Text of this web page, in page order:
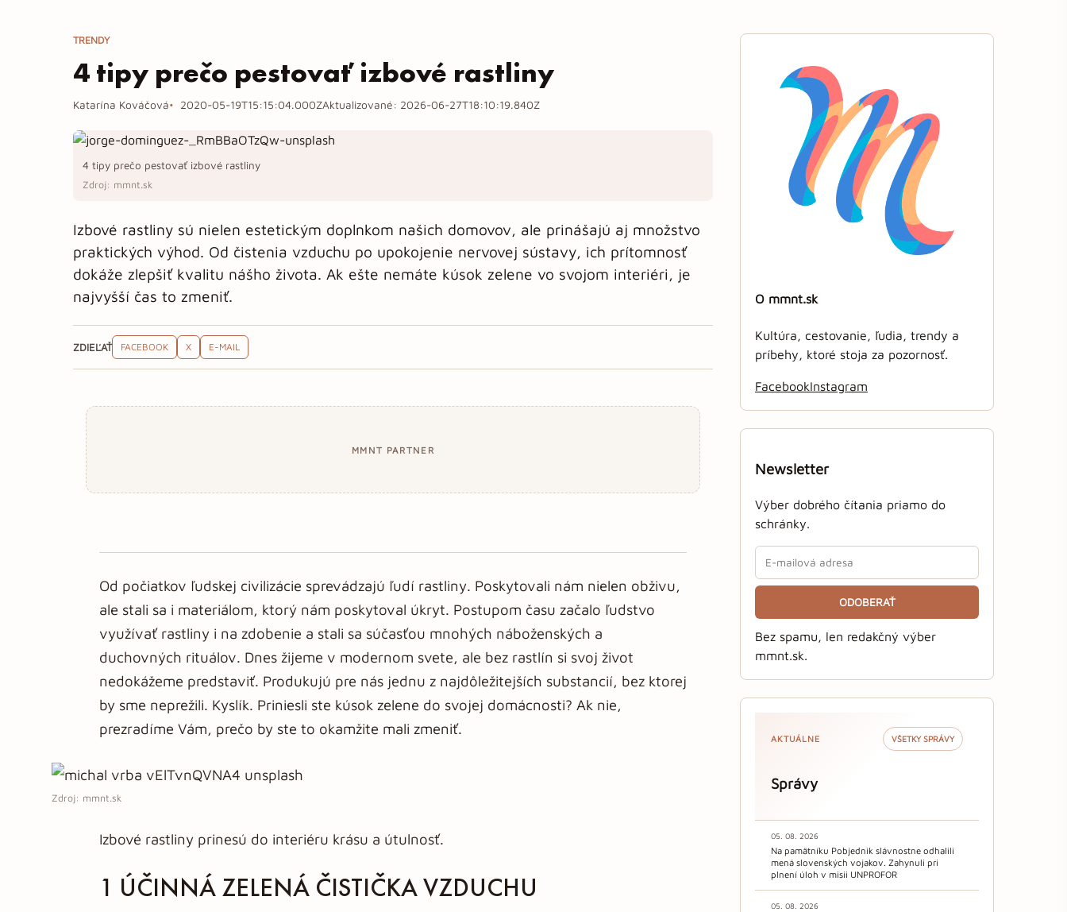
TRENDY
4 tipy prečo pestovať izbové rastliny
Katarína Kováčová 2020-05-19T15:15:04.000ZAktualizované: 2026-06-27T18:10:19.840Z
4 tipy prečo pestovať izbové rastliny
Zdroj: mmnt.sk
Izbové rastliny sú nielen estetickým doplnkom našich domovov, ale prinášajú aj množstvo
praktických výhod. Od čistenia vzduchu po upokojenie nervovej sústavy, ich prítomnosť
dokáže zlepšiť kvalitu nášho života. Ak ešte nemáte kúsok zelene vo svojom interiéri, je
najvyšší čas to zmeniť.
ZDIEĽAŤ FACEBOOK X E-MAIL
MMNT PARTNER
Od počiatkov ľudskej civilizácie sprevádzajú ľudí rastliny. Poskytovali nám nielen obživu,
ale stali sa i materiálom, ktorý nám poskytoval úkryt. Postupom času začalo ľudstvo
využívať rastliny i na zdobenie a stali sa súčasťou mnohých náboženských a
duchovných rituálov. Dnes žijeme v modernom svete, ale bez rastlín si svoj život
nedokážeme predstaviť. Produkujú pre nás jednu z najdôležitejších substancií, bez ktorej
by sme neprežili. Kyslík. Priniesli ste kúsok zelene do svojej domácnosti? Ak nie,
prezradíme Vám, prečo by ste to okamžite mali zmeniť.
Zdroj: mmnt.sk
Izbové rastliny prinesú do interiéru krásu a útulnosť.
1 ÚČINNÁ ZELENÁ ČISTIČKA VZDUCHU
O mmnt.sk
Kultúra, cestovanie, ľudia, trendy a
príbehy, ktoré stoja za pozornosť.
FacebookInstagram
Newsletter
Výber dobrého čítania priamo do
schránky.
ODOBERAŤ
Bez spamu, len redakčný výber
mmnt.sk.
AKTUÁLNE VŠETKY SPRÁVY
Správy
05. 08. 2026
Na pamätníku Pobjednik slávnostne odhalili
mená slovenských vojakov. Zahynuli pri
plnení úloh v misii UNPROFOR
05. 08. 2026